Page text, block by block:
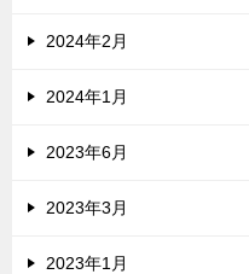
2024年2月
2024年1月
2023年6月
2023年3月
2023年1月